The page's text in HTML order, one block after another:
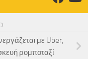
με Uber,
ρομποταξί